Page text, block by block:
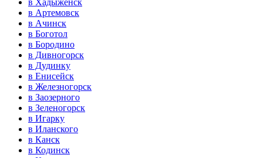
в Артемовск
в Ачинск
в Боготол
в Бородино
в Дивногорск
в Дудинку
в Енисейск
в Железногорск
в Заозерного
в Зеленогорск
в Игарку
в Иланского
в Канск
в Кодинск